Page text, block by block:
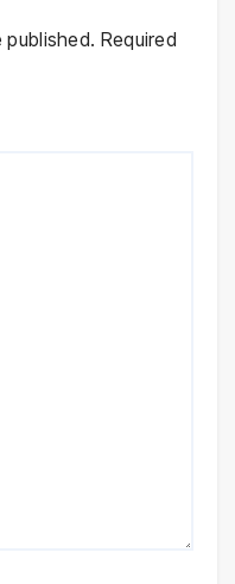
published. Required